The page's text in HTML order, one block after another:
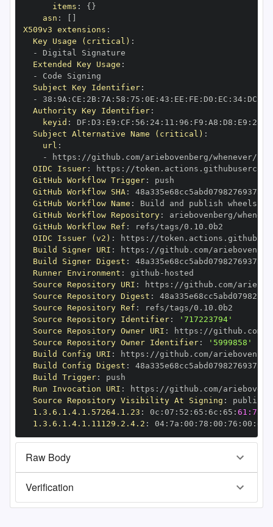
items : { }
asn :
X509v3 extensions :
Key Usage (critical) :
-
Extended Key Usage :
-
Subject Key Identifier:
-
38 : 9A : CE : 2B: 7A : 58 : 75 : 0E : 43 : EE : FE : D0 : EC : 34: DC
Authority Key Identifier:
keyid : DF : D3 : E9 : CF : 56 : 24: 11 : 96 : F9 : A8 : D8 : E9 : 28
Subject Alternative Name (critical) :
url :
-
https :
OIDC Issuer: https :
GitHub Workflow Trigger:
GitHub Workflow SHA:
GitHub Workflow Name :
GitHub Workflow Repository:
GitHub Workflow Ref :
OIDC Issuer (v2) : https :
Build Signer URI : https :
Build Signer Digest :
Runner Environment : github -
Source Repository URI : https :
Source Repository Digest :
Source Repository Ref :
Source Repository Identifier:
'717223794'
Source Repository Owner URI : https :
Source Repository Owner Identifier:
'5999858'
Build Config URI : https :
Build Config Digest :
Build Trigger:
Run Invocation URI : https :
Source Repository Visibility At Signing :
1.3.6.1.4.1.57264.1.23 : 0c : 07 : 52 : 65 : 6c : 65 :
1.3.6.1.4.1.11129.2.4.2 : 04: 7a : 00 : 78 : 00 : 76 : 00 : dd
Raw Body
Verification